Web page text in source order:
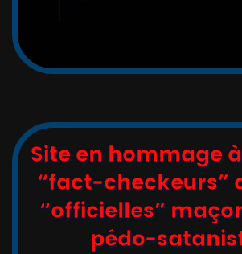
Site en hommage
“fact-checkeurs”
“officielles”
pédo-